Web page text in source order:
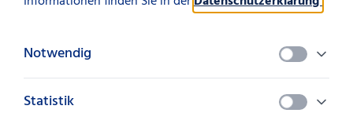
Notwendig
Statistik
Wir finanzieren das,